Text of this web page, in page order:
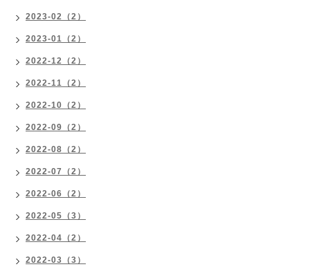
2023-02（2）
2023-01（2）
2022-12（2）
2022-11（2）
2022-10（2）
2022-09（2）
2022-08（2）
2022-07（2）
2022-06（2）
2022-05（3）
2022-04（2）
2022-03（3）